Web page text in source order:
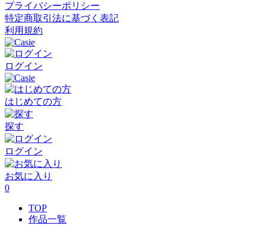
プライバシーポリシー
特定商取引法に基づく表記
利用規約
ログイン
はじめての方
探す
ログイン
お気に入り
0
TOP
作品一覧